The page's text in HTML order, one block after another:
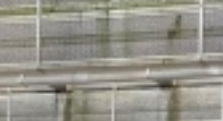
STANDORT HEIDINGSFELD
Georg Göbel Fliesen
Lurz Tiefbau
Storch Tiefbau
Hassold SHL Rohrleitungsbau GmbH
Göbel Raumwerk Bau GmbH
Rohrleitungsbau
Schlüsselfertige Bauausführung und Architektur
Maler-, Verputz- und Trockenbauarbeiten
Dachbau, Dachsanierung und Spenglerarbeiten